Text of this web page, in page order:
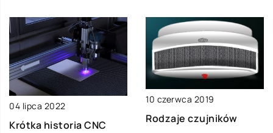
04 lipca 2022
Krótka historia CNC
10 czerwca 2019
Rodzaje czujników